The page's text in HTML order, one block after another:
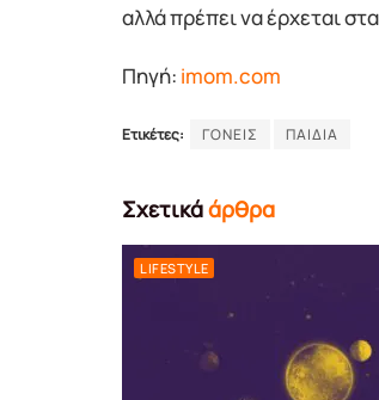
αλλά πρέπει να έρχεται
Πηγή: imom.com
Ετικέτες: ΓΟΝΕΙΣ ΠΑΙΔΙΑ
Σχετικάάρθρα
LIFESTYLE